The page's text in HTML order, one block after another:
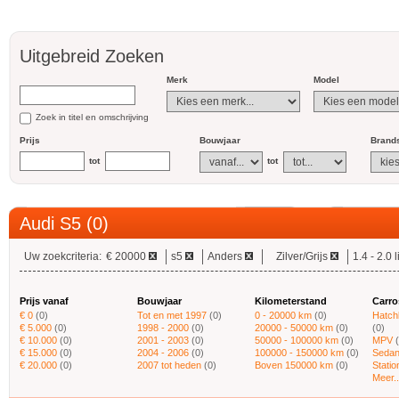
Uitgebreid Zoeken
Zoek in titel en omschrijving
Merk Model
Prijs
tot
Bouwjaar
tot
Audi S5 (0)
Uw zoekcriteria: € 20000 s5 Anders Zilver/Grijs 1.4 - 2.0
Prijs vanaf
€ 0 (0)
€ 5.000 (0)
€ 10.000 (0)
€ 15.000 (0)
€ 20.000 (0)
Bouwjaar
Tot en met 1997 (0)
1998 - 2000 (0)
2001 - 2003 (0)
2004 - 2006 (0)
2007 tot heden (0)
Kilometerstand
0 - 20000 km (0)
20000 - 50000 km (0)
50000 - 100000 km (0)
100000 - 150000 km (0)
Boven 150000 km (0)
(0)
MPV